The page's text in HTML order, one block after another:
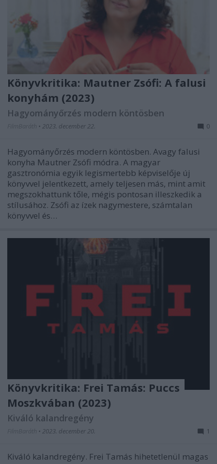
Könyvkritika: Mautner Zsófi: A falusi
konyhám (2023)
Hagyományőrzés modern köntösben
• 2023. december 22. 0
Hagyományőrzés modern köntösben. Avagy falusi
konyha Mautner Zsófi módra. A magyar
gasztronómia egyik legismertebb képviselője új
könyvvel jelentkezett, amely teljesen más, mint amit
megszokhattunk tőle, mégis pontosan illeszkedik a
stílusához. Zsófi az ízek nagymestere, számtalan
könyvvel és…
Könyvkritika: Frei Tamás: Puccs
Moszkvában (2023)
Kiváló kalandregény
• 2023. december 20. 1
Kiváló kalandregény. Frei Tamás hihetetlenül magas